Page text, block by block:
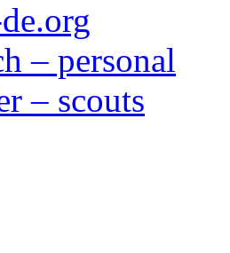
– personal
– scouts